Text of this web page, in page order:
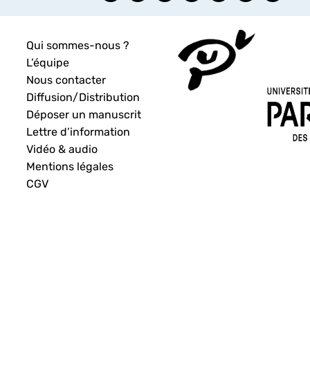
Qui sommes-nous ?
L’équipe
Nous contacter
Diffusion/Distribution
Déposer un manuscrit
Lettre d’information
Vidéo & audio
Mentions légales
CGV